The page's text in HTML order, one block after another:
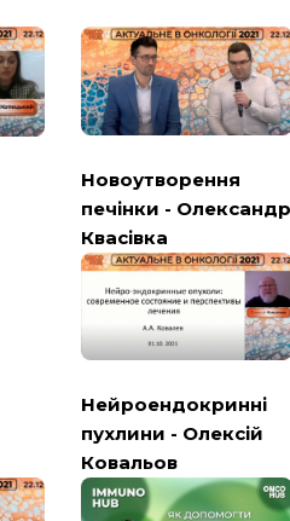
Новоутворення
печінки - Олександр
Квасівка
Нейроендокринні
пухлини - Олексій
Ковальов